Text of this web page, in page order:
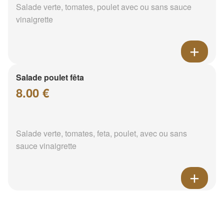
Salade verte, tomates, poulet avec ou sans sauce
vinaigrette
Salade poulet fêta
8.00 €
Salade verte, tomates, feta, poulet, avec ou sans
sauce vinaigrette